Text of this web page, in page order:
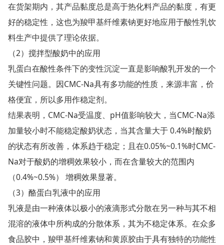
在货架期内，其产品黏度总是高于热化料产品的黏度，有更
好的稳定性，这也为羧甲基纤维素钠更好地应用于酸性乳饮
料生产中提供了理论依据。
（2）搅拌型酸奶中的应用
乳蛋白在酸性条件下的变性沉淀一直是影响酸乳开发的一个
关键性问题。因CMC-Na具有多功能的性质，来源丰富，价
格便宜，所以多用作稳定剂。
结果表明，CMC-Na受温度、pH值影响较大，当CMC-Na添
加量较小时不能稳定酸奶状态，当其含量大于 0.4%时酸奶
的状态有所改善，体系趋于稳定；且在0.05%~0.1%时CMC-
Na对于酸奶的增稠效果较小，而在含量较大的范围内
（0.4%~0.5%） 增稠效果显著。
（3）酪蛋白乳液中的应用
乳液是由一种液体以极小的液滴形式分散在另一种与其不相
混溶的液体中所构成的分散体系，其为不稳定体系。在众多
食品胶中，羧甲基纤维素钠和黄原胶由于具有独特的功能性